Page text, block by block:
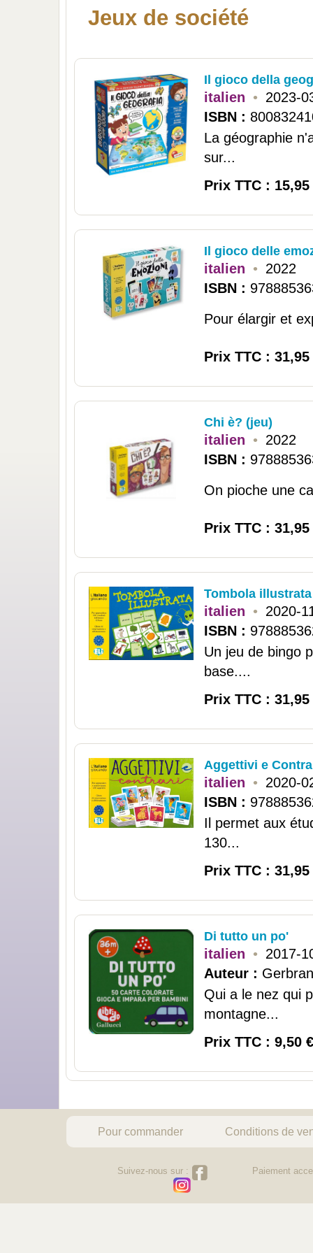
Jeux de société
Il gioco della
italien • 2023-
ISBN :
La géographie
sur...
Prix TTC : 15,95
Il gioco delle
italien • 2022
ISBN :
Pour élargir et
Prix TTC : 31,95
Chi è? (jeu)
italien • 2022
ISBN :
On pioche une
Prix TTC : 31,95
Tombola illustrata
italien • 2020-
ISBN :
Un jeu de bingo
base....
Prix TTC : 31,95
Aggettivi e
italien • 2020-
ISBN :
Il permet aux
130...
Prix TTC : 31,95
Di tutto un po'
italien • 2017-
Auteur :
Qui a le nez qui
montagne...
Prix TTC : 9,50 €
Pour commander Conditions de
Suivez-nous sur : Paiement